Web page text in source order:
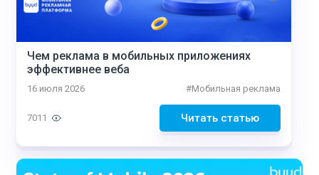
Чем реклама в мобильных приложениях
эффективнее веба
16 июля 2026 #Мобильная реклама
Читать статью
7011